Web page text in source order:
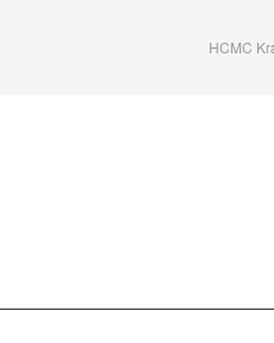
HCMC